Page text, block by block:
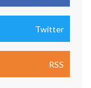
Twitter
RSS